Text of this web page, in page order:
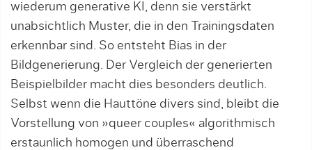
wiederum generative KI, denn sie verstärkt
unabsichtlich Muster, die in den Trainingsdaten
erkennbar sind. So entsteht Bias in der
Bildgenerierung. Der Vergleich der generierten
Beispielbilder macht dies besonders deutlich.
Selbst wenn die Hauttöne divers sind, bleibt die
Vorstellung von »queer couples« algorithmisch
erstaunlich homogen und überraschend